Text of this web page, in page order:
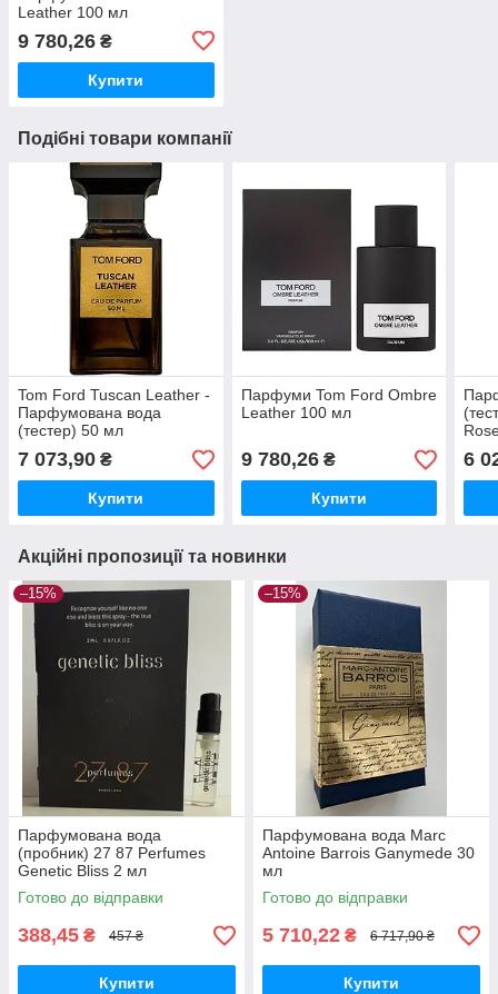
Leather 100 мл
9 780,26 ₴
Купити
Подібні товари компанії
Tom Ford Tuscan Leather -
Парфумована вода
(тестер) 50 мл
7 073,90 ₴
Купити
Парфуми Tom Ford Ombre
Leather 100 мл
9 780,26₴
Купити
6
Акційні пропозиції та новинки
–15%
Парфумована вода
(пробник) 27 87 Perfumes
Genetic Bliss 2 мл
Готово до відправки
388,45 ₴ 457 ₴
Купити
–15%
Парфумована вода Marc
Antoine Barrois Ganymede 30
мл
Готово до відправки
5 710,22 ₴ 6 717,90 ₴
Купити